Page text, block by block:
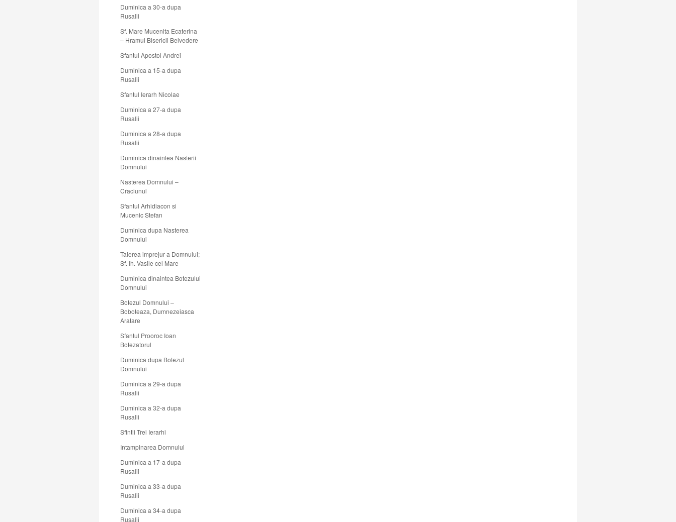
Duminica a 30-a dupa
Rusalii
Sf. Mare Mucenita Ecaterina
– Hramul Bisericii Belvedere
Sfantul Apostol Andrei
Duminica a 15-a dupa
Rusalii
Sfantul Ierarh Nicolae
Duminica a 27-a dupa
Rusalii
Duminica a 28-a dupa
Rusalii
Duminica dinaintea Nasterii
Domnului
Nasterea Domnului –
Craciunul
Sfantul Arhidiacon si
Mucenic Stefan
Duminica dupa Nasterea
Domnului
Taierea imprejur a Domnului;
Sf. Ih. Vasile cel Mare
Duminica dinaintea Botezului
Domnului
Botezul Domnului –
Boboteaza, Dumnezeiasca
Aratare
Sfantul Prooroc Ioan
Botezatorul
Duminica dupa Botezul
Domnului
Duminica a 29-a dupa
Rusalii
Duminica a 32-a dupa
Rusalii
Sfintii Trei Ierarhi
Intampinarea Domnului
Duminica a 17-a dupa
Rusalii
Duminica a 33-a dupa
Rusalii
Duminica a 34-a dupa
Rusalii